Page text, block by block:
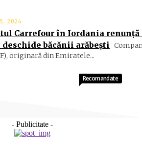
2024
Carrefour în Iordania renunță
deschide băcănii arăbești
originară din Emiratele...
- Publicitate -
Recomandate